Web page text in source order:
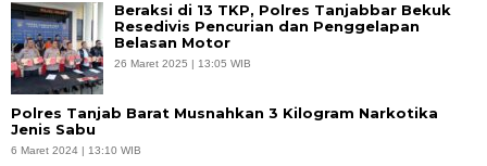
Beraksi di 13 TKP, Polres Tanjabbar Bekuk
Resedivis Pencurian dan Penggelapan
Belasan Motor
26 Maret 2025 | 13:05 WIB
Polres Tanjab Barat Musnahkan 3 Kilogram Narkotika
Jenis Sabu
6 Maret 2024 | 13:10 WIB